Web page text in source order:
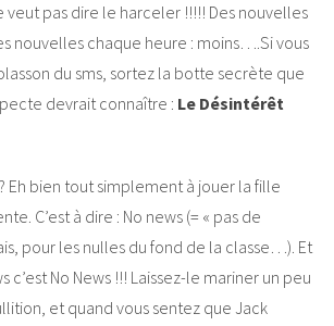
veut pas dire le harceler !!!!! Des nouvelles
nouvelles chaque heure : moins….Si vous
du sms, sortez la botte secrète que
devrait connaître : Le Désintérêt
Eh bien tout simplement à jouer la fille
C’est à dire : No news (= « pas de
pour les nulles du fond de la classe…). Et
c’est No News !!! Laissez-le mariner un peu
et quand vous sentez que Jack